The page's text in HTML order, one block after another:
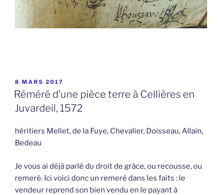
PUBLIÉ
LE
8 MARS 2017
Réméré d’une pièce terre à Cellières en
Juvardeil, 1572
héritiers Mellet, de la Fuye, Chevalier, Doisseau, Allain,
Bedeau
Je vous ai déjà parlé du droit de grâce, ou recousse, ou
remeré. Ici voici donc un remeré dans les faits : le
vendeur reprend son bien vendu en le payant à